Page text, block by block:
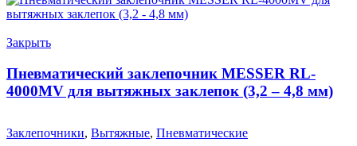
Закрыть
Пневматический заклепочник MESSER RL-
4000MV для вытяжных заклепок (3,2 – 4,8 мм)
Заклепочники, Вытяжные, Пневматические